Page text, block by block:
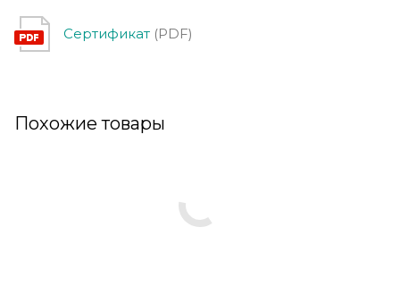
Сертификат (PDF)
Похожие товары